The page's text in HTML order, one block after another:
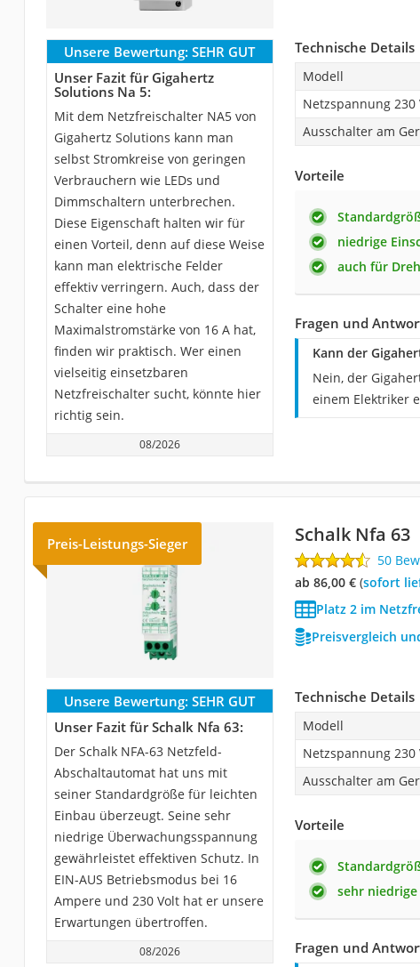
Unsere Bewertung: SEHR GUT
Unser Fazit für Gigahertz
Solutions Na 5:
Mit dem Netzfreischalter NA5 von
Gigahertz Solutions kann man
selbst Stromkreise von geringen
Verbrauchern wie LEDs und
Dimmschaltern unterbrechen.
Diese Eigenschaft halten wir für
einen Vorteil, denn auf diese Weise
kann man elektrische Felder
effektiv verringern. Auch, dass der
Schalter eine hohe
Maximalstromstärke von 16 A hat,
finden wir praktisch. Wer einen
vielseitig einsetzbaren
Netzfreischalter sucht, könnte hier
richtig sein.
08/2026
Technische Details
Modell
Netzspannung 230
Ausschalter am
Vorteile
niedrige
auch für
Fragen und
Kann der
Nein, der
einem Elektriker
Preis-Leistungs-Sieger Schalk Nfa 63
50
ab 86,00 €( Sofort
Platz 2 im
Preisvergleich
Unsere Bewertung: SEHR GUT
Unser Fazit für Schalk Nfa 63:
Der Schalk NFA-63 Netzfeld-
Abschaltautomat hat uns mit
seiner Standardgröße für leichten
Einbau überzeugt. Seine sehr
niedrige Überwachungsspannung
gewährleistet effektiven Schutz. In
EIN-AUS Betriebsmodus bei 16
Ampere und 230 Volt hat er unsere
Erwartungen übertroffen.
08/2026
Technische Details
Modell
Netzspannung 230
Ausschalter am
Vorteile
sehr
Fragen und